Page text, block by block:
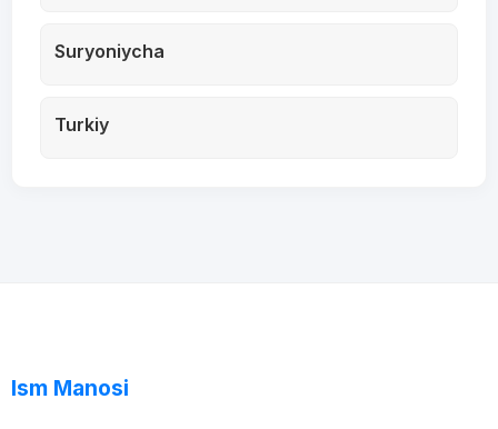
Suryoniycha
Turkiy
Ism Manosi